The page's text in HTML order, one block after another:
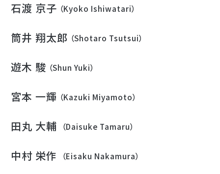
石渡 京子 （Kyoko Ishiwatari）
筒井 翔太郎 （Shotaro Tsutsui）
遊木 駿 （Shun Yuki）
宮本 一輝 （Kazuki Miyamoto）
田丸 大輔 （Daisuke Tamaru）
中村 栄作 （Eisaku Nakamura）